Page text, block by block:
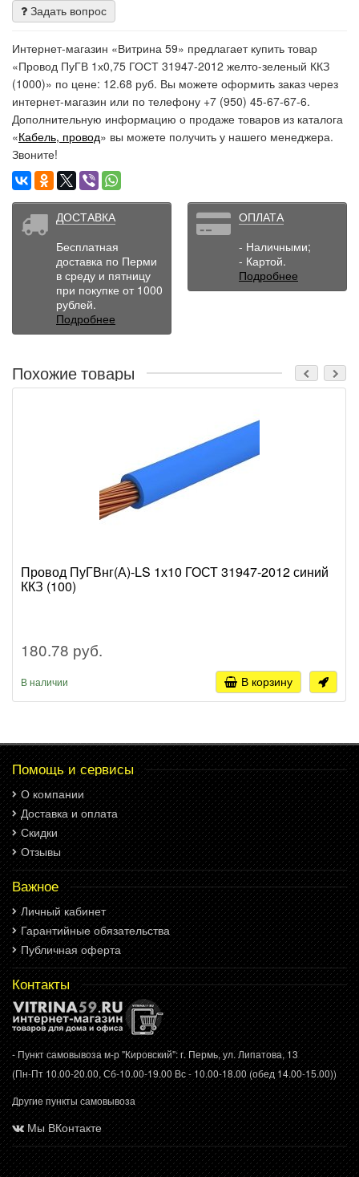
Задать вопрос
Интернет-магазин «Витрина 59» предлагает купить товар
«Провод ПуГВ 1х0,75 ГОСТ 31947-2012 желто-зеленый ККЗ
(1000)» по цене: 12.68 руб. Вы можете оформить заказ через
интернет-магазин или по телефону +7 (950) 45-67-67-6.
Дополнительную информацию о продаже товаров из каталога
«Кабель, провод» вы можете получить у нашего менеджера.
Звоните!
ДОСТАВКА
Бесплатная
доставка по Перми
в среду и пятницу
при покупке от 1000
рублей.
Подробнее
ОПЛАТА
- Наличными;
- Картой.
Подробнее
Похожие товары
Провод ПуГВнг(А)-LS 1х10 ГОСТ 31947-2012 синий
ККЗ (100)
180.78 руб.
В наличии В корзину
Помощь и сервисы
О компании
Доставка и оплата
Скидки
Отзывы
Важное
Личный кабинет
Гарантийные обязательства
Публичная оферта
Контакты
- Пункт самовывоза м-р "Кировский": г. Пермь, ул. Липатова, 13
(Пн-Пт 10.00-20.00, Сб-10.00-19.00 Вс - 10.00-18.00 (обед 14.00-15.00))
Другие пункты самовывоза
Мы ВКонтакте